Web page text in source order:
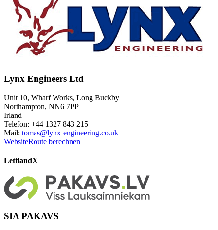
Lynx Engineers Ltd
Unit 10, Wharf Works, Long Buckby
Northampton, NN6 7PP
Irland
Telefon: +44 1327 843 215
Mail: tomas@lynx-engineering.co.uk
WebsiteRoute berechnen
LettlandX
SIA PAKAVS